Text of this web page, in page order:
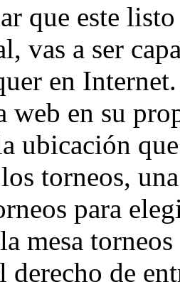
que este
vas a ser
en
web en su
ubicación
torneos,
para
mesa
derecho de